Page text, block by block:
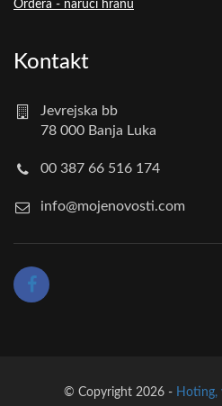
Ordera - naruči hranu
Kontakt
Jevrejska bb
78 000 Banja Luka
00 387 66 516 174
info@mojenovosti.com
© Copyright 2026 - Hoting,